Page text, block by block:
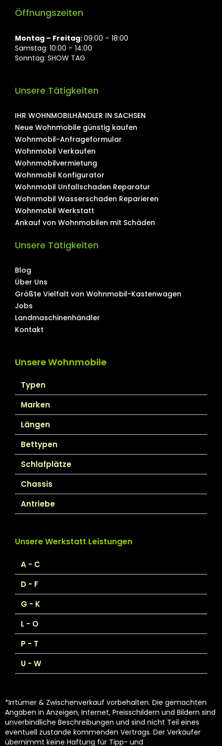
Öffnungszeiten
Montag ⁠– Freitag:09:00 – 18:00
Samstag: 10:00 – 14:00
Sonntag: SHOW TAG
Unsere Tätigkeiten
IHR WOHNMOBILHÄNDLER IN SACHSEN
Neue Wohnmobile günstig kaufen
Wohnmobil-Anfrageformular
Wohnmobil Verkaufen
Wohnmobilvermietung
Wohnmobil Konfigurator
Wohnmobil Unfallschaden Reparatur
Wohnmobil Wasserschaden Reparieren
Wohnmobil Werkstatt
Ankauf von Wohnmobilen mit Schäden
Unsere Tätigkeiten
Blog
Über Uns
Größte Vielfalt von Wohnmobil-Kastenwagen
Jobs
Landmaschinenhändler
Kontakt
Unsere Wohnmobile
Typen
Marken
Längen
Bettypen
Schlafplätze
Chassis
Antriebe
Unsere Werkstatt Leistungen
A - C
D - F
G - K
L - O
P - T
U - W
*Irrtümer & Zwischenverkauf vorbehalten. Die gemachten
Angaben in Anzeigen, Internet, Preisschildern und Bildern sind
unverbindliche Beschreibungen und sind nicht Teil eines
eventuell zustande kommenden Vertrags. Der Verkäufer
übernimmt keine Haftung für Tipp- und